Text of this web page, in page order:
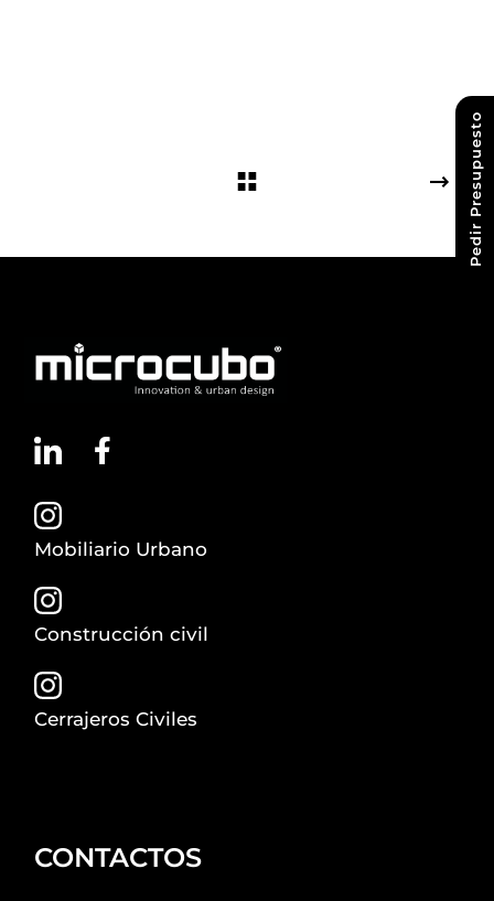
Mobiliario Urbano
Construcción civil
Cerrajeros Civiles
CONTACTOS
Pedir Presupuesto